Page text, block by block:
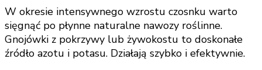
W okresie intensywnego wzrostu czosnku warto
sięgnąć po płynne naturalne nawozy roślinne.
Gnojówki z pokrzywy lub żywokostu to doskonałe
źródło azotu i potasu. Działają szybko i efektywnie.